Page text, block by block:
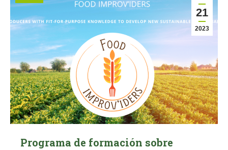
21
2023
Programa de formación sobre